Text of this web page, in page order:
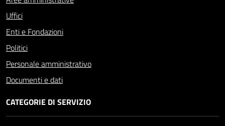
Uffici
Enti e Fondazioni
Politici
Personale amministrativo
Documenti e dati
CATEGORIE DI SERVIZIO